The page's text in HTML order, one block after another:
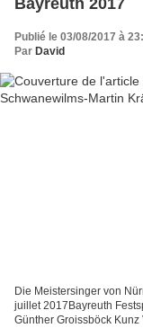
Publié le 03/08/2017 à
Par David
Die Meistersinger von
juillet 2017Bayreuth
Günther Groissböck